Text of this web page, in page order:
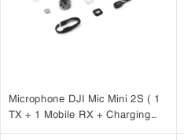
Microphone DJI Mic Mini 2S ( 1
TX + 1 Mobile RX + Charging